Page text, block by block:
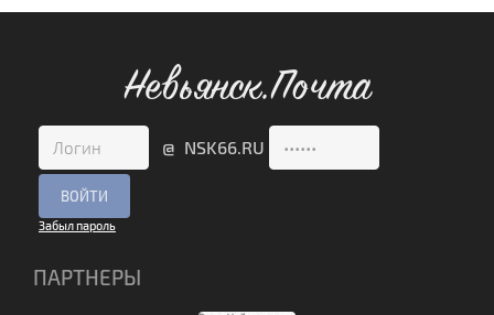
Невьянск.Почта
@ NSK66.RU
Забыл пароль
ПАРТНЕРЫ